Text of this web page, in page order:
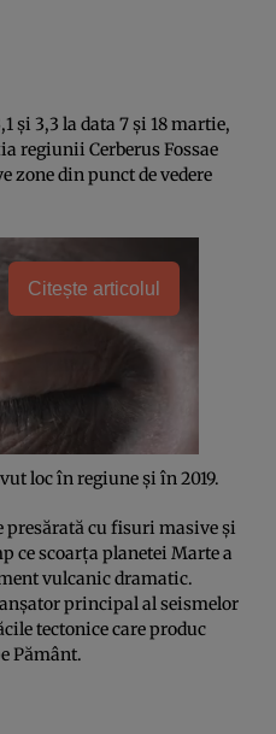
și 3,3 la data 7 și 18 martie,
regiunii Cerberus Fossae
zone din punct de vedere
Citește articolul
loc în regiune și în 2019.
presărată cu fisuri masive și
ce scoarța planetei Marte a
vulcanic dramatic.
principal al seismelor
tectonice care produc
Pământ.